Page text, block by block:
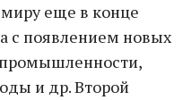
еще в конце
с появлением новых
промышленности,
и др. Второй